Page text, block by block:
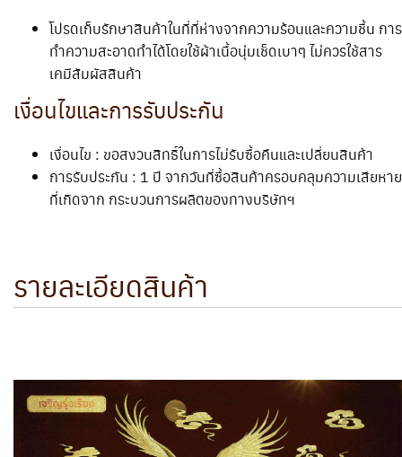
โปรดเก็บรักษาสินค้าในที่ที่ห่างจากความร้อนและความชื้น การ
ทำความสะอาดทำได้โดยใช้ผ้าเนื้อนุ่มเช็ดเบาๆ ไม่ควรใช้สาร
เคมีสัมผัสสินค้า
เงื่อนไขและการรับประกัน
เงื่อนไข : ขอสงวนสิทธิ์ในการไม่รับซื้อคืนและเปลี่ยนสินค้า
การรับประกัน : 1 ปี จากวันที่ซื้อสินค้าครอบคลุมความเสียหาย
ที่เกิดจาก กระบวนการผลิตของทางบริษัทฯ
รายละเอียดสินค้า